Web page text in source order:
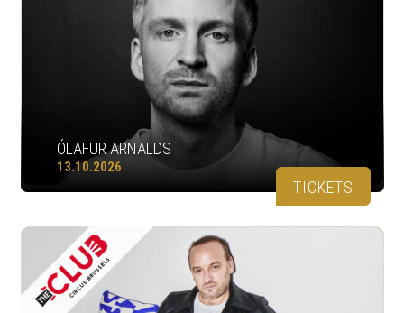
ÓLAFUR ARNALDS
13.10.2026
TICKETS